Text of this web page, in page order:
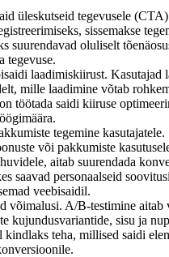
üleskutseid tegevusele
sissemakse
suurendavad oluliselt
tegevuse.
laadimiskiirust. Kasutajad
mille laadimine võtab
töötada saidi kiiruse
tegemine kasutajatele.
või pakkumiste
aitab suurendada
saavad personaalseid
veebisaidil.
võimalusi. A/B-testimine aitab
kujundusvariantide, sisu ja
kindlaks teha, millised saidi